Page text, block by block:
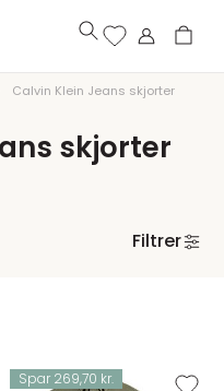
Calvin Klein Jeans skjorter
skjorter
Filtrer
Spar 269,70 kr.